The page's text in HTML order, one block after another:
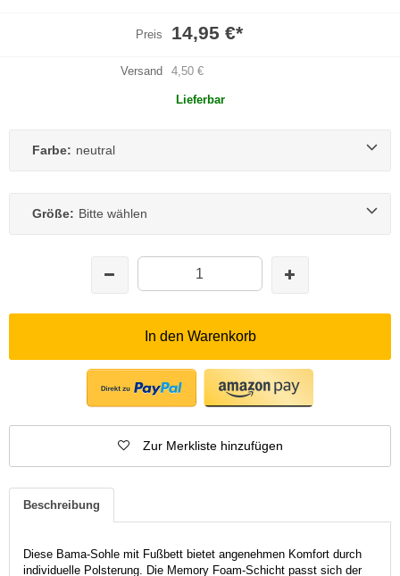
Preis 14,95 €*
Versand 4,50 €
Lieferbar
Farbe: neutral
Größe: Bitte wählen
In den Warenkorb
Zur Merkliste hinzufügen
Beschreibung
Diese Bama-Sohle mit Fußbett bietet angenehmen Komfort durch
individuelle Polsterung. Die Memory Foam-Schicht passt sich der